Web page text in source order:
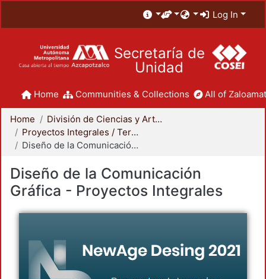
Log In
Secretaría de
Unidad
Home Communities & Collections All of
Home
División de Ciencias y Artes para el Diseño
Proyectos Integrales / Terminales - Licenciatura
Diseño de la Comunicación Gráfica - Proyectos Integrales
Diseño de la Comunicación
Gráfica - Proyectos Integrales